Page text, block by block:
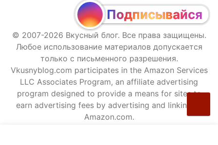
Подписывайся
© 2007-2026 Вкусный блог. Все права защищены.
Любое использование материалов допускается
только с письменного разрешения.
Vkusnyblog.com participates in the Amazon Services
LLC Associates Program, an affiliate advertising
program designed to provide a means for sites to
earn advertising fees by advertising and linking to
Amazon.com.